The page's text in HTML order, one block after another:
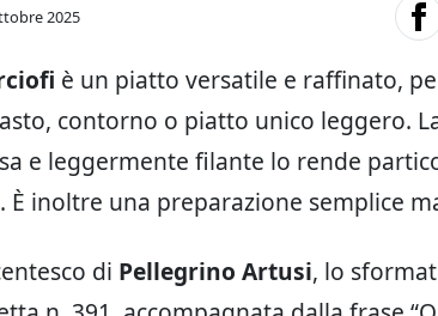
2025
è un piatto versatile e raffinato,
contorno o piatto unico leggero.
e leggermente filante lo rende
È inoltre una preparazione semplice
di Pellegrino Artusi, lo